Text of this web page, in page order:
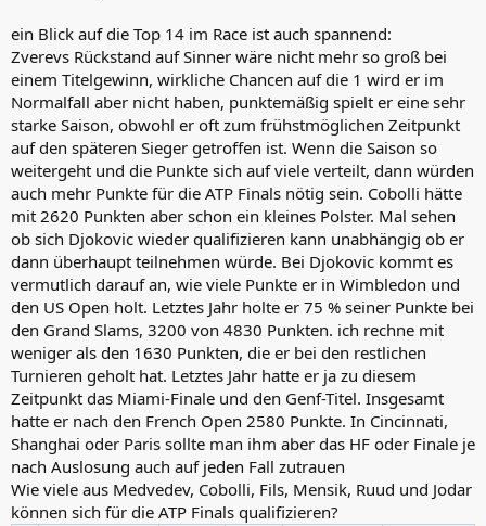
ein Blick auf die Top 14 im Race ist auch spannend:
Zverevs Rückstand auf Sinner wäre nicht mehr so groß bei
einem Titelgewinn, wirkliche Chancen auf die 1 wird er im
Normalfall aber nicht haben, punktemäßig spielt er eine sehr
starke Saison, obwohl er oft zum frühstmöglichen Zeitpunkt
auf den späteren Sieger getroffen ist. Wenn die Saison so
weitergeht und die Punkte sich auf viele verteilt, dann würden
auch mehr Punkte für die ATP Finals nötig sein. Cobolli hätte
mit 2620 Punkten aber schon ein kleines Polster. Mal sehen
ob sich Djokovic wieder qualifizieren kann unabhängig ob er
dann überhaupt teilnehmen würde. Bei Djokovic kommt es
vermutlich darauf an, wie viele Punkte er in Wimbledon und
den US Open holt. Letztes Jahr holte er 75 % seiner Punkte bei
den Grand Slams, 3200 von 4830 Punkten. ich rechne mit
weniger als den 1630 Punkten, die er bei den restlichen
Turnieren geholt hat. Letztes Jahr hatte er ja zu diesem
Zeitpunkt das Miami-Finale und den Genf-Titel. Insgesamt
hatte er nach den French Open 2580 Punkte. In Cincinnati,
Shanghai oder Paris sollte man ihm aber das HF oder Finale je
nach Auslosung auch auf jeden Fall zutrauen
Wie viele aus Medvedev, Cobolli, Fils, Mensik, Ruud und Jodar
können sich für die ATP Finals qualifizieren?